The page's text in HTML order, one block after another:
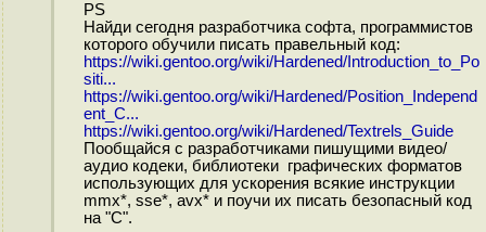
PS
Найди сегодня разработчика софта, программистов
которого обучили писать правельный код:
https://wiki.gentoo.org/wiki/Hardened/Introduction_to_Po
siti...
https://wiki.gentoo.org/wiki/Hardened/Position_Independ
ent_C...
https://wiki.gentoo.org/wiki/Hardened/Textrels_Guide
Пообщайся с разработчиками пишущими видео/
аудио кодеки, библиотеки графических форматов
использующих для ускорения всякие инструкции
mmx*, sse*, avx* и поучи их писать безопасный код
на "C".